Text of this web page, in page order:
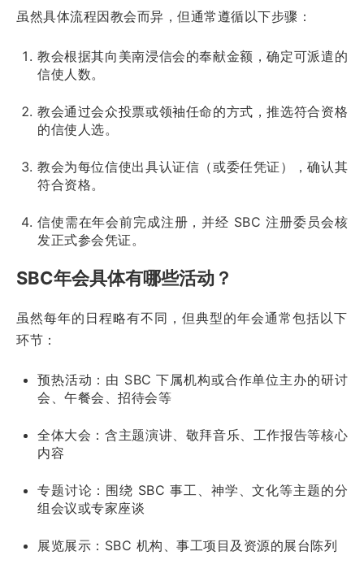
虽然具体流程因教会而异，但通常遵循以下步骤：
教会根据其向美南浸信会的奉献金额，确定可派遣的
信使人数。
教会通过会众投票或领袖任命的方式，推选符合资格
的信使人选。
教会为每位信使出具认证信（或委任凭证），确认其
符合资格。
信使需在年会前完成注册，并经 SBC 注册委员会核
发正式参会凭证。
SBC年会具体有哪些活动？
虽然每年的日程略有不同，但典型的年会通常包括以下
环节：
预热活动：由 SBC 下属机构或合作单位主办的研讨
会、午餐会、招待会等
全体大会：含主题演讲、敬拜音乐、工作报告等核心
内容
专题讨论：围绕 SBC 事工、神学、文化等主题的分
组会议或专家座谈
展览展示：SBC 机构、事工项目及资源的展台陈列